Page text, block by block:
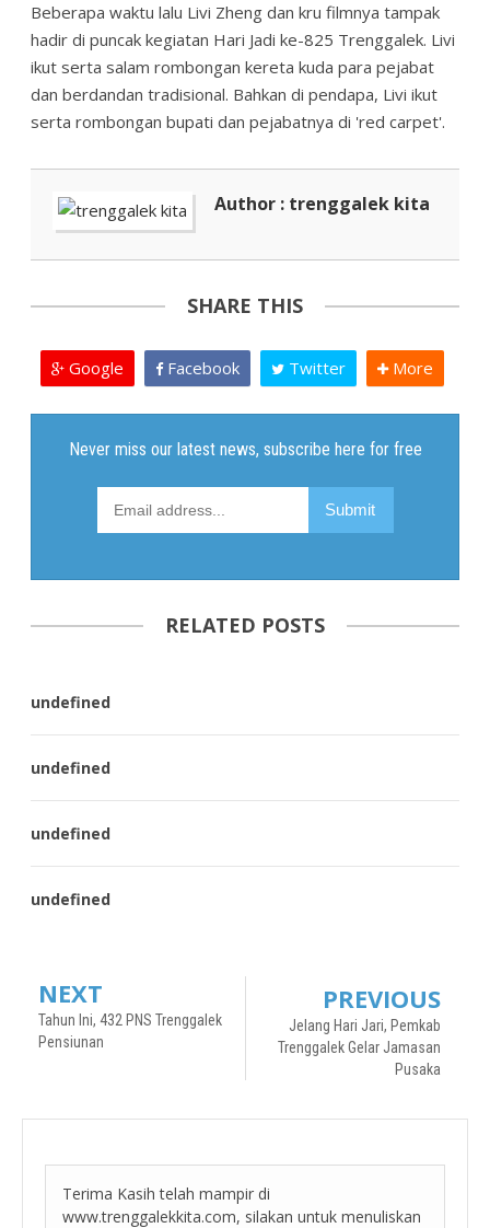
Beberapa waktu lalu Livi Zheng dan kru filmnya tampak
hadir di puncak kegiatan Hari Jadi ke-825 Trenggalek. Livi
ikut serta salam rombongan kereta kuda para pejabat
dan berdandan tradisional. Bahkan di pendapa, Livi ikut
serta rombongan bupati dan pejabatnya di 'red carpet'.
Author : trenggalek kita
SHARE THIS
Google Facebook Twitter More
RELATED POSTS
undefined
undefined
undefined
undefined
NEXT
Tahun Ini, 432 PNS Trenggalek
Pensiunan
PREVIOUS
Jelang Hari Jari, Pemkab
Trenggalek Gelar Jamasan
Pusaka
Terima Kasih telah mampir di
www.trenggalekkita.com, silakan untuk menuliskan